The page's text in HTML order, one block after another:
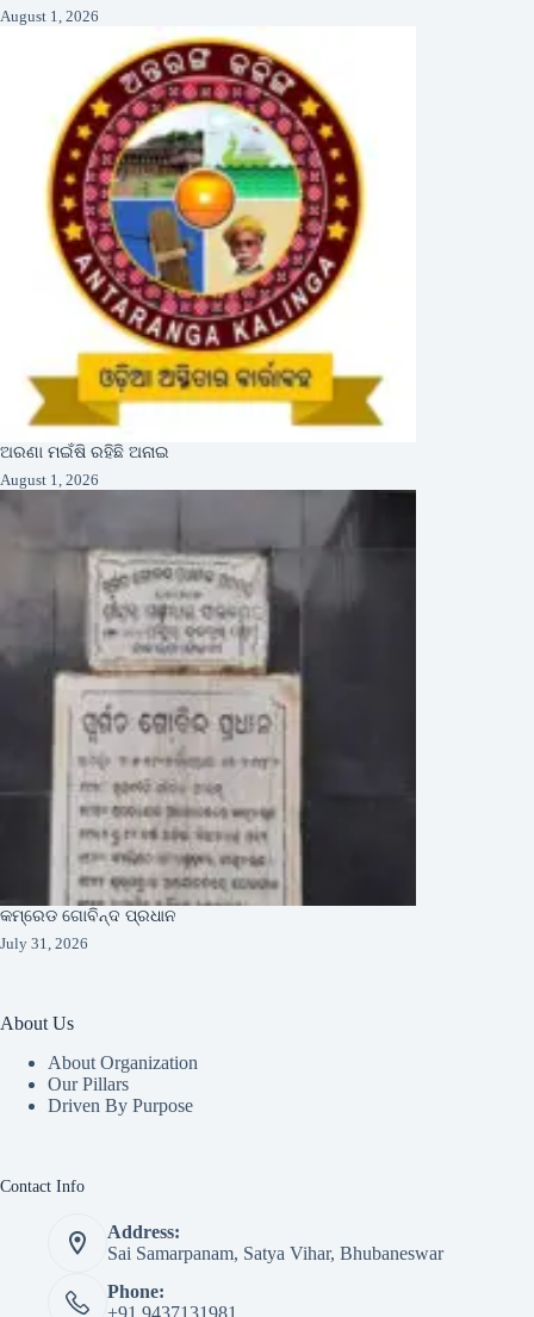
August 1, 2026
ଅରଣା ମଇଁଷି ରହିଛି ଅନାଇ
August 1, 2026
କମ୍ରେଡ ଗୋବିନ୍ଦ ପ୍ରଧାନ
July 31, 2026
About Us
About Organization
Our Pillars
Driven By Purpose​
Contact Info
Address:
Sai Samarpanam, Satya Vihar, Bhubaneswar
Phone: